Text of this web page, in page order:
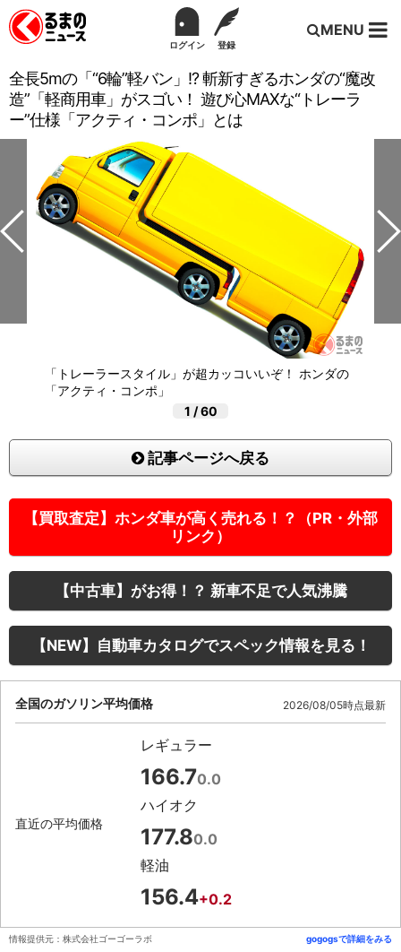
ログイン 登録
MENU
全長5mの「“6輪”軽バン」!? 斬新すぎるホンダの“魔改
造”「軽商用車」がスゴい！ 遊び心MAXな“トレーラ
ー”仕様「アクティ・コンポ」とは
「トレーラースタイル」が超カッコいいぞ！ ホンダの
「アクティ・コンポ」
1 /60
記事ページへ戻る
【買取査定】ホンダ車が高く売れる！？（PR・外部
リンク）
【中古車】がお得！？ 新車不足で人気沸騰
【NEW】自動車カタログでスペック情報を見る！
全国のガソリン平均価格 2026/08/05時点最新
直近の平均価格
レギュラー
166.70.0
ハイオク
177.80.0
軽油
156.4+0.2
情報提供元：株式会社ゴーゴーラボ gogogsで詳細をみる